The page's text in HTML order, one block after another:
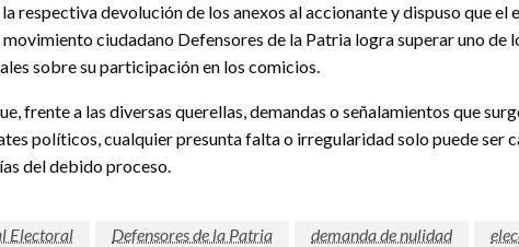
respectiva devolución de los anexos al accionante y dispuso que el
ciudadano Defensores de la Patria logra superar uno de
sobre su participación en los comicios.
a las diversas querellas, demandas o señalamientos que
políticos, cualquier presunta falta o irregularidad solo puede ser
del debido proceso.
Electoral Defensores de la Patria demanda de nulidad